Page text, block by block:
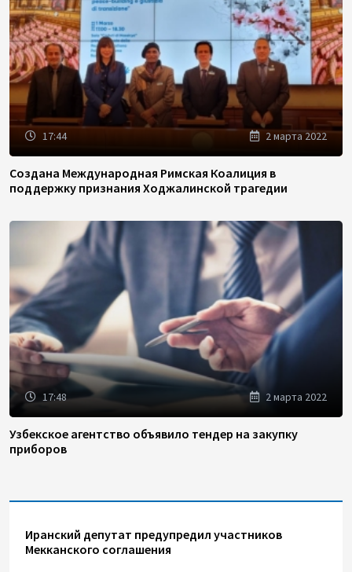
17:44 2 марта 2022
Создана Международная Римская Коалиция в
поддержку признания Ходжалинской трагедии
17:48 2 марта 2022
Узбекское агентство объявило тендер на закупку
приборов
Иранский депутат предупредил участников
Мекканского соглашения